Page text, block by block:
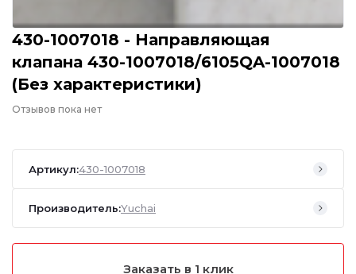
430-1007018 - Направляющая
клапана 430-1007018/6105QA-1007018
(Без характеристики)
Отзывов пока нет
Артикул:430-1007018
Производитель:Yuchai
Заказать в 1 клик